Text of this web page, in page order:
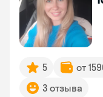
5 от
3 отзыва